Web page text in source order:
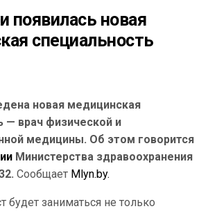
появилась новая
специальность
новая медицинская
— врач физической и
медицины. Об этом говорится
Министерства здравоохранения
Сообщает Mlyn.by.
будет заниматься не только